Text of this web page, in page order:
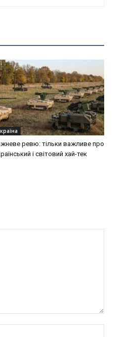
ревю: тільки важливе про
і світовий хай-тек